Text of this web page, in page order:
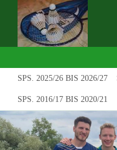
SPS. 2025/26 BIS 2026/27
SPS. 2016/17 BIS 2020/21